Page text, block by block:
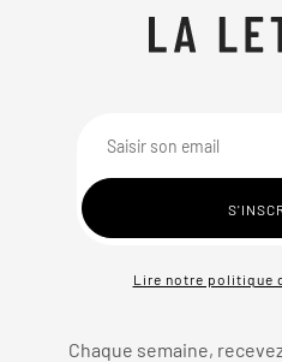
Lire notre politique
Chaque semaine,